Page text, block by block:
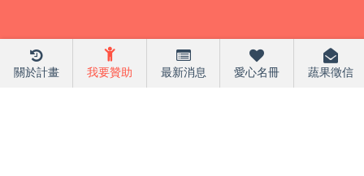
關於計畫 我要贊助 最新消息 愛心名冊 蔬果徵信